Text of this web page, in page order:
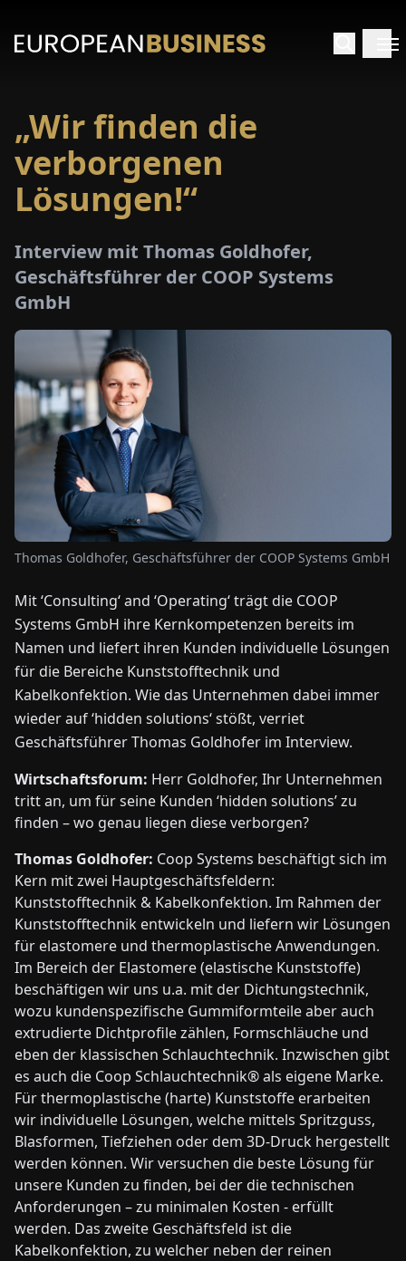
NEWS
KONTAKT
UNS
„Wir finden die
verborgenen
Lösungen!“
Interview mit Thomas Goldhofer,
Geschäftsführer der COOP Systems
GmbH
Thomas Goldhofer, Geschäftsführer der COOP Systems GmbH
Mit ‘Consulting‘ and ‘Operating‘ trägt die COOP
Systems GmbH ihre Kernkompetenzen bereits im
Namen und liefert ihren Kunden individuelle Lösungen
für die Bereiche Kunststofftechnik und
Kabelkonfektion. Wie das Unternehmen dabei immer
wieder auf ‘hidden solutions‘ stößt, verriet
Geschäftsführer Thomas Goldhofer im Interview.
Wirtschaftsforum: Herr Goldhofer, Ihr Unternehmen
tritt an, um für seine Kunden ‘hidden solutions’ zu
finden – wo genau liegen diese verborgen?
Thomas Goldhofer: Coop Systems beschäftigt sich im
Kern mit zwei Hauptgeschäftsfeldern:
Kunststofftechnik & Kabelkonfektion. Im Rahmen der
Kunststofftechnik entwickeln und liefern wir Lösungen
für elastomere und thermoplastische Anwendungen.
Im Bereich der Elastomere (elastische Kunststoffe)
beschäftigen wir uns u.a. mit der Dichtungstechnik,
wozu kundenspezifische Gummiformteile aber auch
extrudierte Dichtprofile zählen, Formschläuche und
eben der klassischen Schlauchtechnik. Inzwischen gibt
es auch die Coop Schlauchtechnik® als eigene Marke.
Für thermoplastische (harte) Kunststoffe erarbeiten
wir individuelle Lösungen, welche mittels Spritzguss,
Blasformen, Tiefziehen oder dem 3D-Druck hergestellt
werden können. Wir versuchen die beste Lösung für
unsere Kunden zu finden, bei der die technischen
Anforderungen – zu minimalen Kosten - erfüllt
werden. Das zweite Geschäftsfeld ist die
Kabelkonfektion, zu welcher neben der reinen